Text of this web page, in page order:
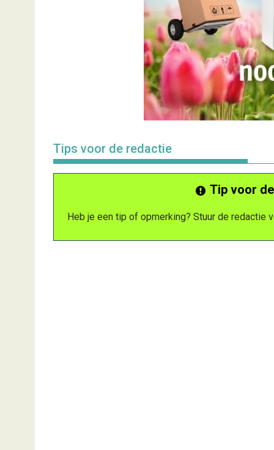
Tips voor de redactie
Tip voor
Heb je een tip of opmerking? Stuur de redactie